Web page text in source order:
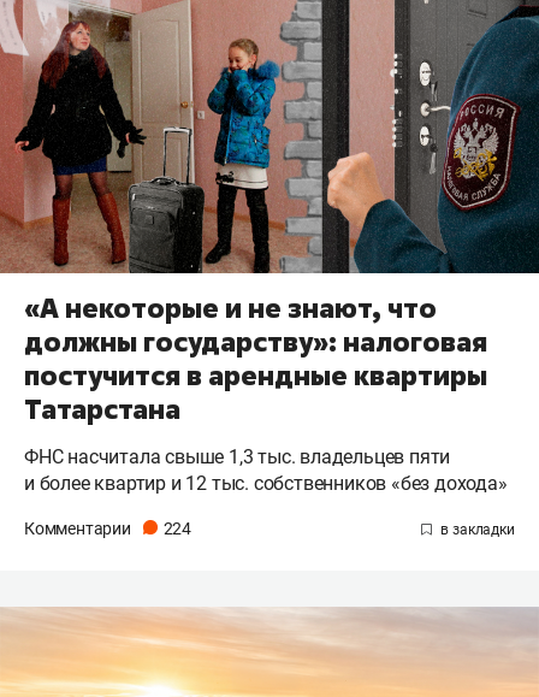
«А некоторые и не знают, что
должны государству»: налоговая
постучится в арендные квартиры
Татарстана
ФНС насчитала свыше 1,3 тыс. владельцев пяти
и более квартир и 12 тыс. собственников «без дохода»
Комментарии 224